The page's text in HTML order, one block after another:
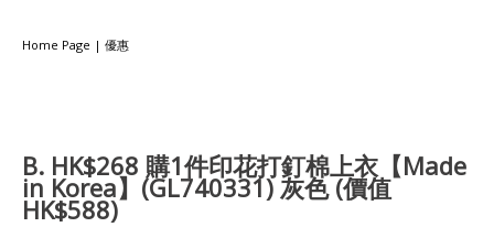
Home Page | 優惠
B. HK$268 購1件印花打釘棉上衣【Made
in Korea】(GL740331) 灰色 (價值
HK$588)